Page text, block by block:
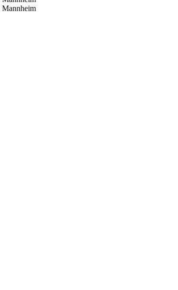
Mannheim